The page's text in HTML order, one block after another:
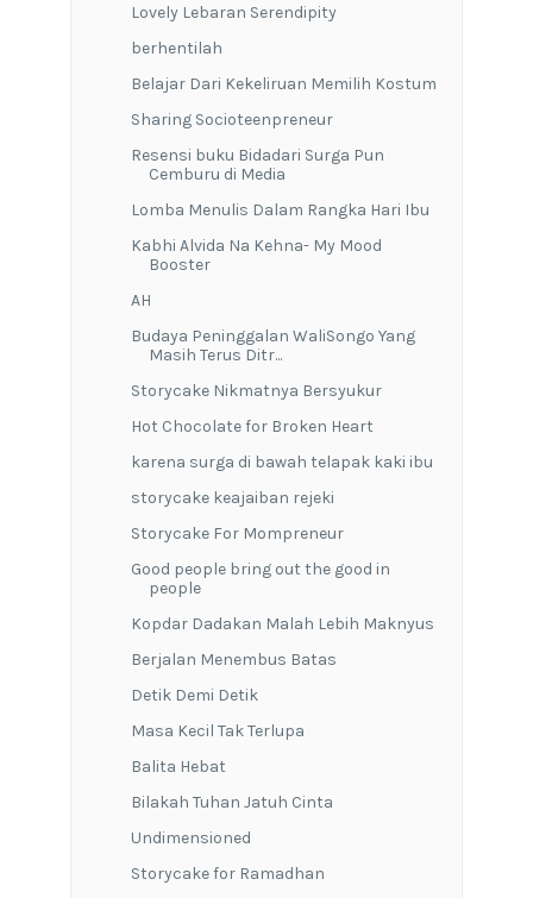
Lovely Lebaran Serendipity
berhentilah
Belajar Dari Kekeliruan Memilih Kostum
Sharing Socioteenpreneur
Resensi buku Bidadari Surga Pun
Cemburu di Media
Lomba Menulis Dalam Rangka Hari Ibu
Kabhi Alvida Na Kehna- My Mood
Booster
AH
Budaya Peninggalan WaliSongo Yang
Masih Terus Ditr...
Storycake Nikmatnya Bersyukur
Hot Chocolate for Broken Heart
karena surga di bawah telapak kaki ibu
storycake keajaiban rejeki
Storycake For Mompreneur
Good people bring out the good in
people
Kopdar Dadakan Malah Lebih Maknyus
Berjalan Menembus Batas
Detik Demi Detik
Masa Kecil Tak Terlupa
Balita Hebat
Bilakah Tuhan Jatuh Cinta
Undimensioned
Storycake for Ramadhan